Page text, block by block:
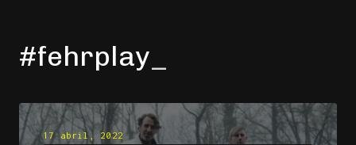
#fehrplay
17 abril, 2022